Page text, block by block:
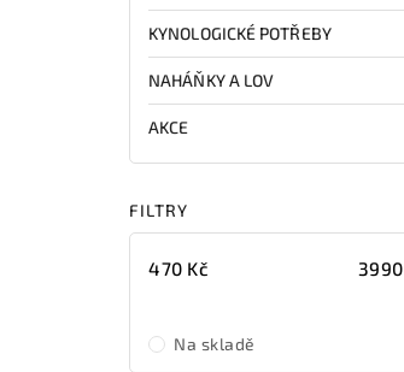
KYNOLOGICKÉ POTŘEBY
NAHÁŇKY A LOV
AKCE
FILTRY
470 Kč 3990
Na skladě